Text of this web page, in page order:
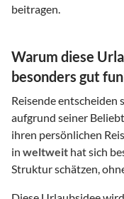
beitragen.
Warum diese
besonders gut
Reisende entscheiden
aufgrund seiner
ihren persönlichen
in weltweit hat sich
Struktur schätzen,